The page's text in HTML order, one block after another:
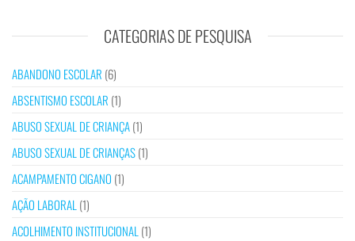
CATEGORIAS DE PESQUISA
ABANDONO ESCOLAR (6)
ABSENTISMO ESCOLAR (1)
ABUSO SEXUAL DE CRIANÇA(1)
ABUSO SEXUAL DE CRIANÇAS(1)
ACAMPAMENTO CIGANO (1)
AÇÃO LABORAL (1)
ACOLHIMENTO INSTITUCIONAL (1)